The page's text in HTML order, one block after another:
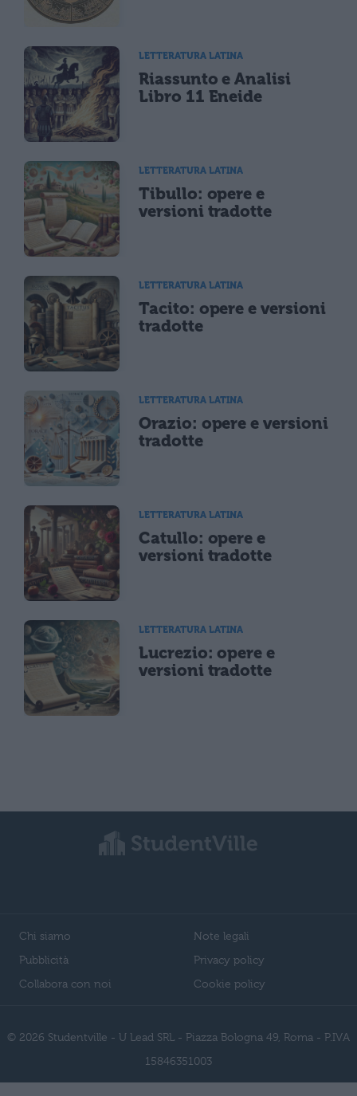
LETTERATURA LATINA
Riassunto e Analisi
Libro 11 Eneide
LETTERATURA LATINA
Tibullo: opere e
versioni tradotte
LETTERATURA LATINA
Tacito: opere e versioni
tradotte
LETTERATURA LATINA
Orazio: opere e versioni
tradotte
LETTERATURA LATINA
Catullo: opere e
versioni tradotte
LETTERATURA LATINA
Lucrezio: opere e
versioni tradotte
Chi siamo
Pubblicità
Collabora con noi
Note legali
Privacy policy
Cookie policy
© 2026 Studentville - U Lead SRL - Piazza Bologna 49, Roma - P.IVA
15846351003